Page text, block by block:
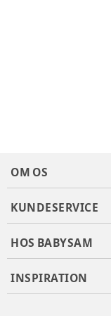
OM OS
KUNDESERVICE
HOS BABYSAM
INSPIRATION